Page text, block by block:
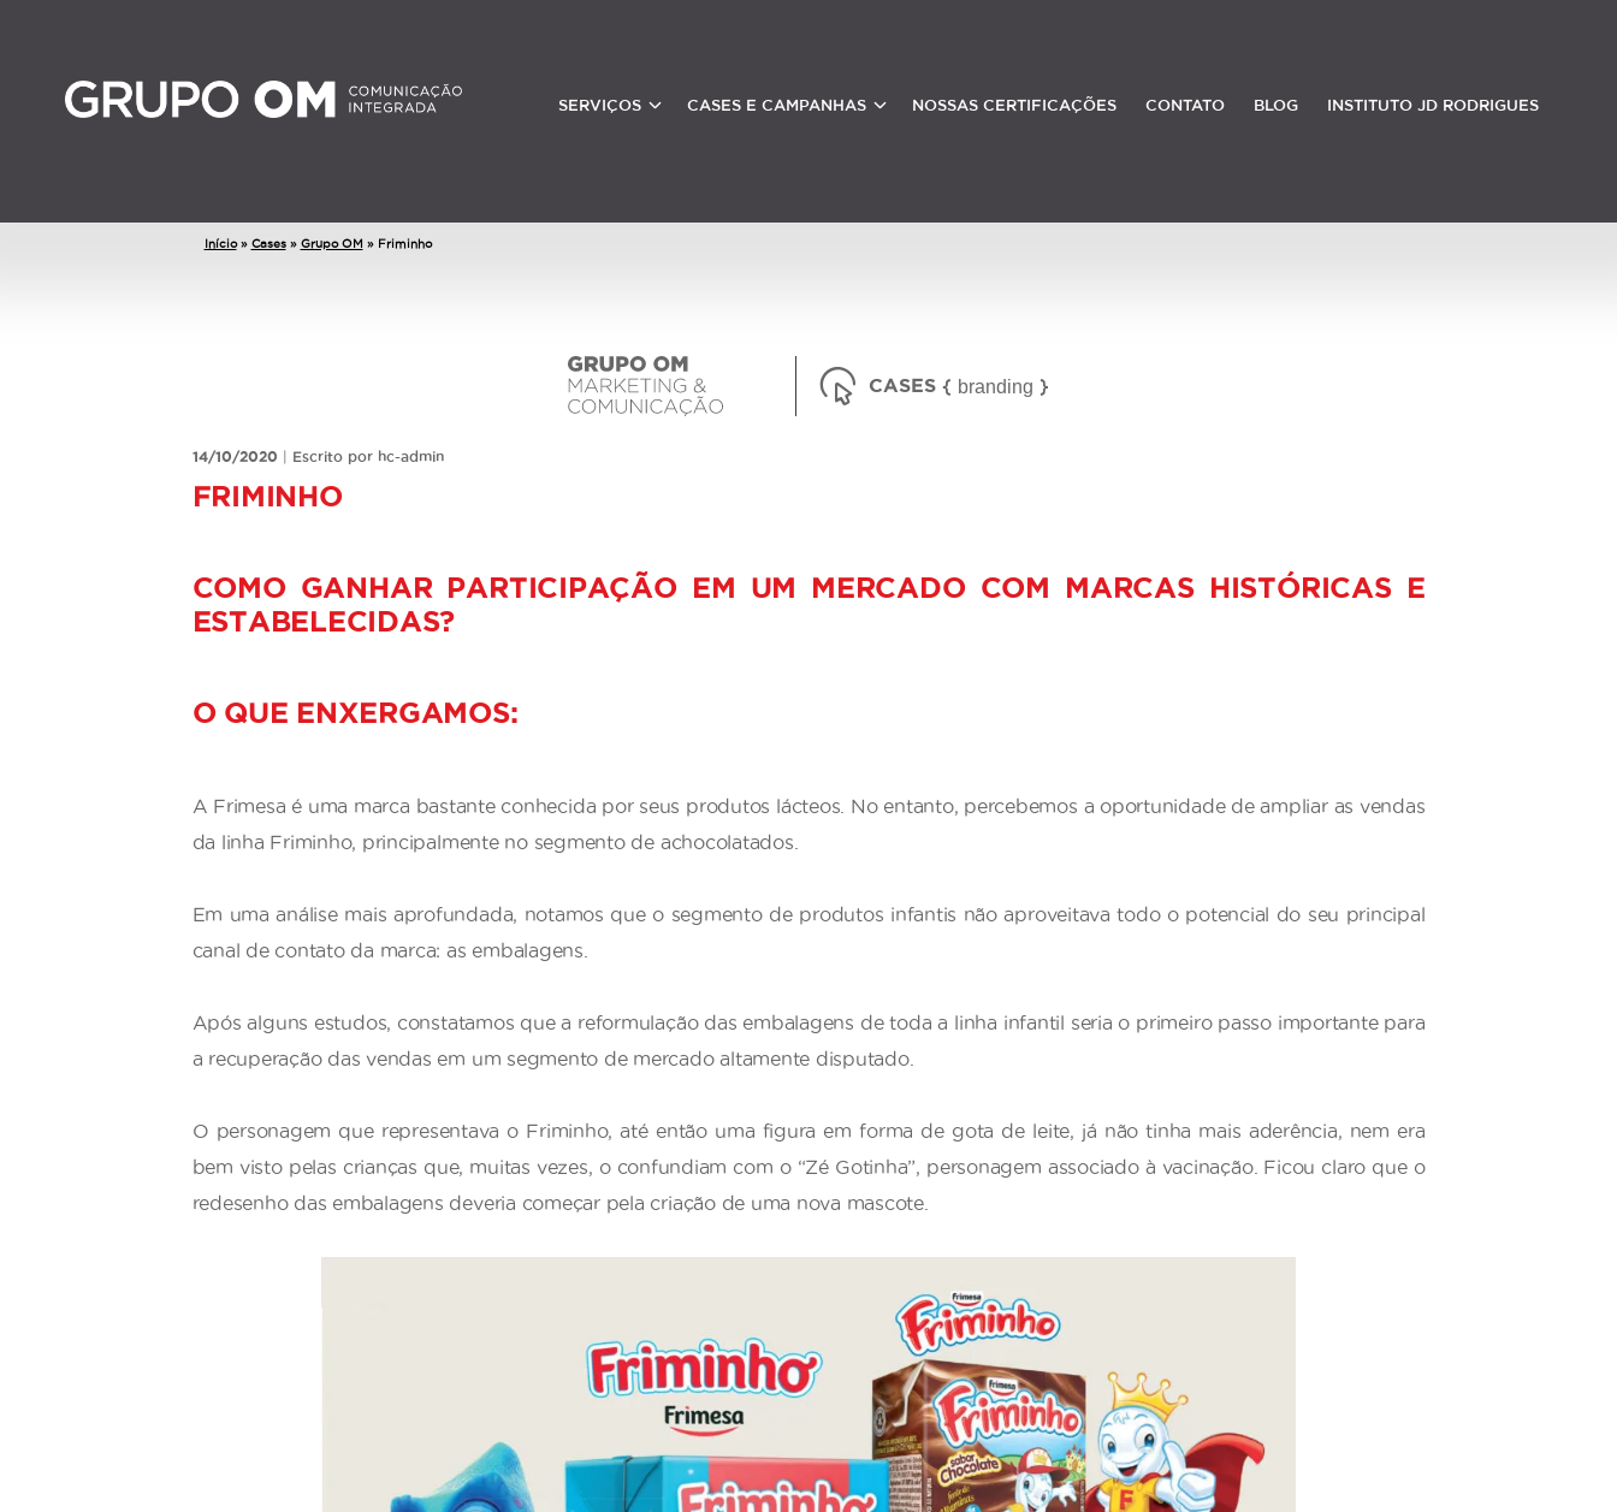
SERVIÇOS CASES E CAMPANHAS NOSSAS CERTIFICAÇÕES CONTATO BLOG INSTITUTO JD RODRIGUES
Início» Cases» Grupo OM » Friminho
CASES branding
14/10/2020 | Escrito por hc-admin
FRIMINHO
COMO GANHAR PARTICIPAÇÃO EM UM MERCADO COM MARCAS HISTÓRICAS E
ESTABELECIDAS?
O QUE ENXERGAMOS:
A Frimesa é uma marca bastante conhecida por seus produtos lácteos. No entanto, percebemos a oportunidade de ampliar as vendas
da linha Friminho, principalmente no segmento de achocolatados.
Em uma análise mais aprofundada, notamos que o segmento de produtos infantis não aproveitava todo o potencial do seu principal
canal de contato da marca: as embalagens.
Após alguns estudos, constatamos que a reformulação das embalagens de toda a linha infantil seria o primeiro passo importante para
a recuperação das vendas em um segmento de mercado altamente disputado.
O personagem que representava o Friminho, até então uma figura em forma de gota de leite, já não tinha mais aderência, nem era
bem visto pelas crianças que, muitas vezes, o confundiam com o “Zé Gotinha”, personagem associado à vacinação. Ficou claro que o
redesenho das embalagens deveria começar pela criação de uma nova mascote.